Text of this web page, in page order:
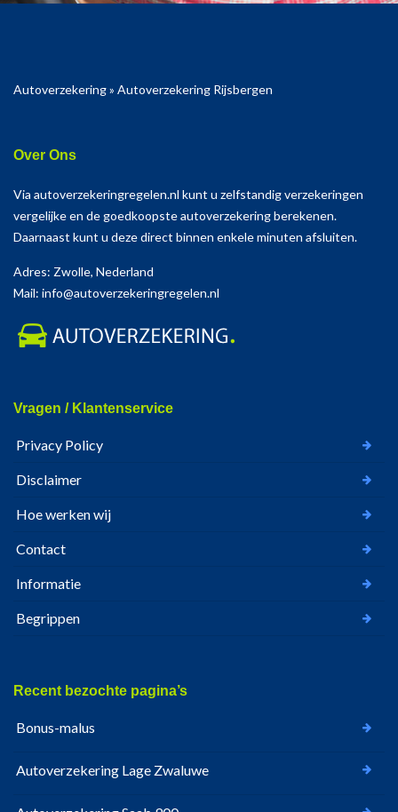
Autoverzekering» Autoverzekering Rijsbergen
Over Ons
Via autoverzekeringregelen.nl kunt u zelfstandig verzekeringen
vergelijke en de goedkoopste autoverzekering berekenen.
Daarnaast kunt u deze direct binnen enkele minuten afsluiten.
Adres: Zwolle, Nederland
Mail: info@autoverzekeringregelen.nl
Vragen / Klantenservice
Privacy Policy
Disclaimer
Hoe werken wij
Contact
Informatie
Begrippen
Recent bezochte pagina’s
Bonus-malus
Autoverzekering Lage Zwaluwe